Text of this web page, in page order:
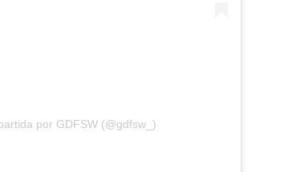
por GDFSW (@gdfsw_)